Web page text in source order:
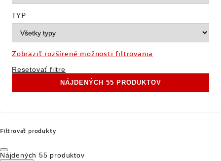
CESTOVATELSKÉ EXPEDÍCIE
SERVICE
APLIKÁCIE
WORLD DUCATI WEEK
SPOLOČENSKÁ ZODPOVEDNOSŤ FIRIEM
TYP
Zobraziť rozšírené možnosti filtrovania
Resetovať filtre
NÁJDENÝCH 55 PRODUKTOV
Filtrovať produkty
Nájdených 55 produktov